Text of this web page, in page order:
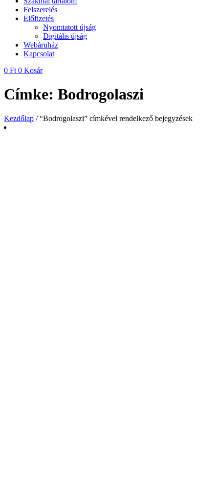
Felszerelés
Előfizetés
Nyomtatott újság
Digitális újság
Webáruház
Kapcsolat
0 Ft 0 Kosár
Címke: Bodrogolaszi
Kezdőlap / “Bodrogolaszi” címkével rendelkező bejegyzések